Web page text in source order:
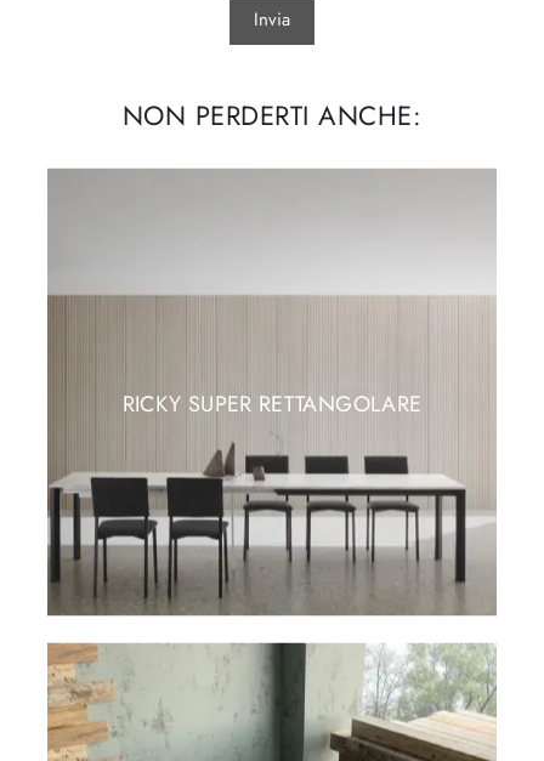
Invia
NON PERDERTI ANCHE:
RICKY SUPER RETTANGOLARE